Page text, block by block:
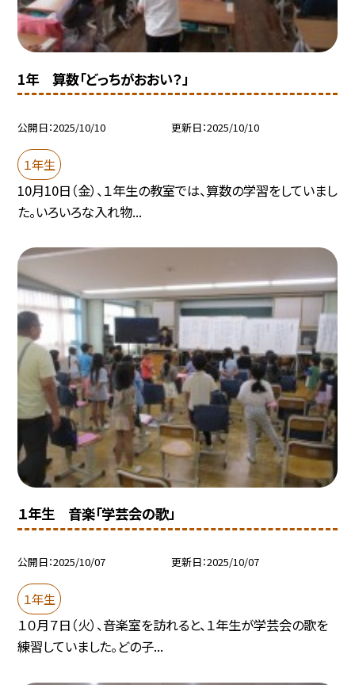
1年 算数「どっちがおおい？」
公開日 2025/10/10 更新日 2025/10/10
１年生
10月10日（金）、１年生の教室では、算数の学習をしていまし
た。いろいろな入れ物...
１年生 音楽「学芸会の歌」
公開日 2025/10/07 更新日 2025/10/07
１年生
１０月７日（火）、音楽室を訪れると、１年生が学芸会の歌を
練習していました。どの子...